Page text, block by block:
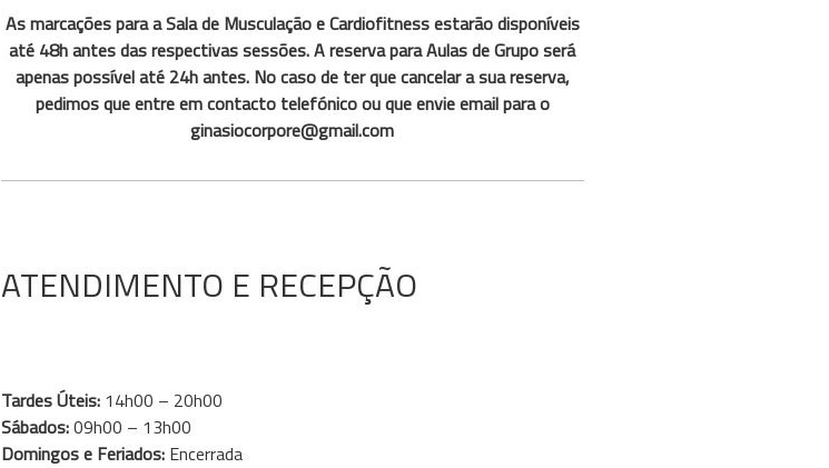
As marcações para a Sala de Musculação e Cardiofitness estarão disponíveis
até 48h antes das respectivas sessões. A reserva para Aulas de Grupo será
apenas possível até 24h antes. No caso de ter que cancelar a sua reserva,
pedimos que entre em contacto telefónico ou que envie email para o
ginasiocorpore@gmail.com
ATENDIMENTO E RECEPÇÃO
Tardes Úteis:14h00 – 20h00
Sábados:09h00 – 13h00
Domingos e Feriados:Encerrada